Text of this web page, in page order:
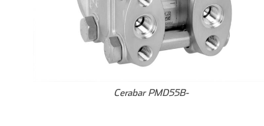
Français Italien
Cerabar PMD55B-